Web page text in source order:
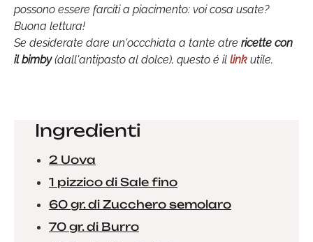
possono essere farciti a piacimento: voi cosa usate?
Buona lettura!
Se desiderate dare un'occchiata a tante atre ricette con
il bimby(dall'antipasto al dolce), questo é il link utile.
Ingredienti
2 Uova
1 pizzico di Sale fino
60 gr. di Zucchero semolaro
70 gr. di Burro